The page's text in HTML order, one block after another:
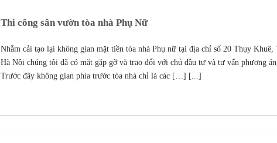
Thi công sân vườn tòa nhà Phụ Nữ
Nhằm cải tạo lại không gian mặt tiền tòa nhà Phụ nữ tại địa chỉ số 20 Thụy Khuê,
Hà Nội chúng tôi đã có mặt gặp gỡ và trao đổi với chủ đầu tư và tư vấn phương án
Trước đây không gian phía trước tòa nhà chỉ là các […] [...]